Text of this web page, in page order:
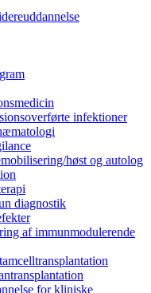
infektioner
høst og autolog
diagnostik
af immunmodulerende
for kliniske